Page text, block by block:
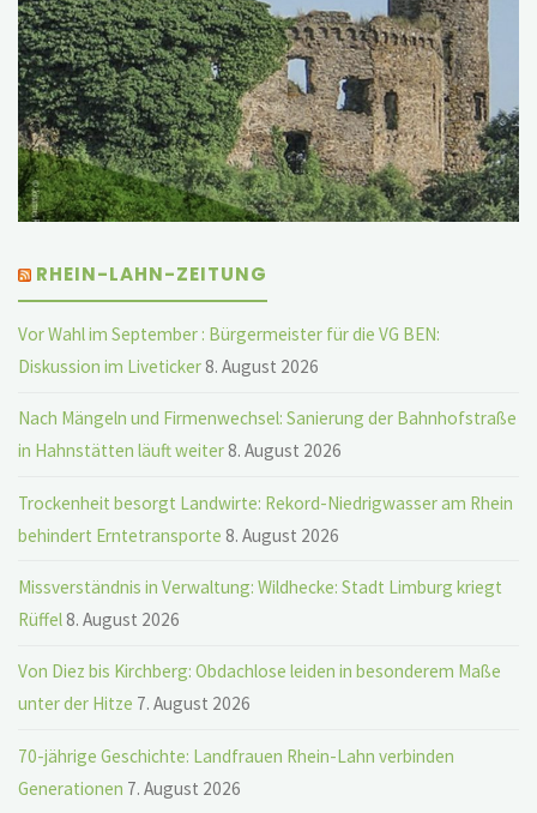
RHEIN-LAHN-ZEITUNG
Vor Wahl im September : Bürgermeister für die VG BEN:
Diskussion im Liveticker8. August 2026
Nach Mängeln und Firmenwechsel: Sanierung der Bahnhofstraße
in Hahnstätten läuft weiter8. August 2026
Trockenheit besorgt Landwirte: Rekord-Niedrigwasser am Rhein
behindert Erntetransporte 8. August 2026
Missverständnis in Verwaltung: Wildhecke: Stadt Limburg kriegt
Rüffel8. August 2026
Von Diez bis Kirchberg: Obdachlose leiden in besonderem Maße
unter der Hitze 7. August 2026
70-jährige Geschichte: Landfrauen Rhein-Lahn verbinden
Generationen 7. August 2026